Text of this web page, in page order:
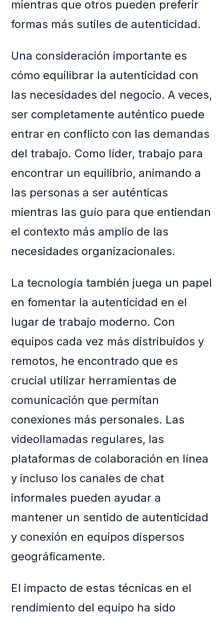
mientras que otros pueden preferir
formas más sutiles de autenticidad.
Una consideración importante es
cómo equilibrar la autenticidad con
las necesidades del negocio. A veces,
ser completamente auténtico puede
entrar en conflicto con las demandas
del trabajo. Como líder, trabajo para
encontrar un equilibrio, animando a
las personas a ser auténticas
mientras las guío para que entiendan
el contexto más amplio de las
necesidades organizacionales.
La tecnología también juega un papel
en fomentar la autenticidad en el
lugar de trabajo moderno. Con
equipos cada vez más distribuidos y
remotos, he encontrado que es
crucial utilizar herramientas de
comunicación que permitan
conexiones más personales. Las
videollamadas regulares, las
plataformas de colaboración en línea
y incluso los canales de chat
informales pueden ayudar a
mantener un sentido de autenticidad
y conexión en equipos dispersos
geográficamente.
El impacto de estas técnicas en el
rendimiento del equipo ha sido